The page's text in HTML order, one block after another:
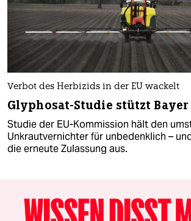
Verbot des Herbizids in der EU wackelt
Glyphosat-Studie stützt Bayer
Studie der EU-Kommission hält den
Unkrautvernichter für unbedenklich –
die erneute Zulassung aus.